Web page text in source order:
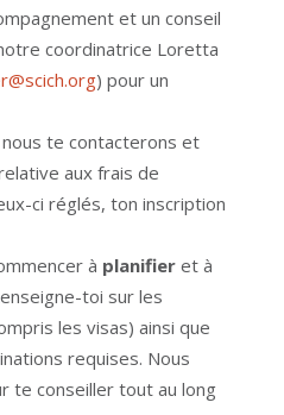
et un conseil
coordinatrice Loretta
) pour un
te contacterons et
aux frais de
ci réglés, ton inscription
à planifieret à
toi sur les
les visas) ainsi que
requises. Nous
te conseiller tout au long